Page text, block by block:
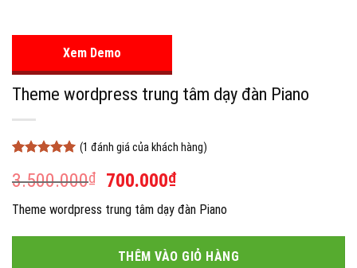
Xem Demo
Theme wordpress trung tâm dạy đàn Piano
dựa trên
đánh giá
(1 đánh giá của khách hàng)
3.500.000₫
Giá
là:
3.500.000₫.
700.000₫Giá
hiện
tại
là:
700.000₫.
Theme wordpress trung tâm dạy đàn Piano
THÊM VÀO GIỎ HÀNG